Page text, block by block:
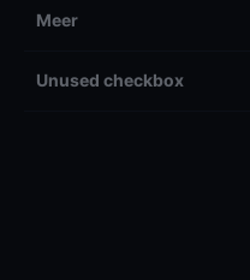
Meer
Unused checkbox